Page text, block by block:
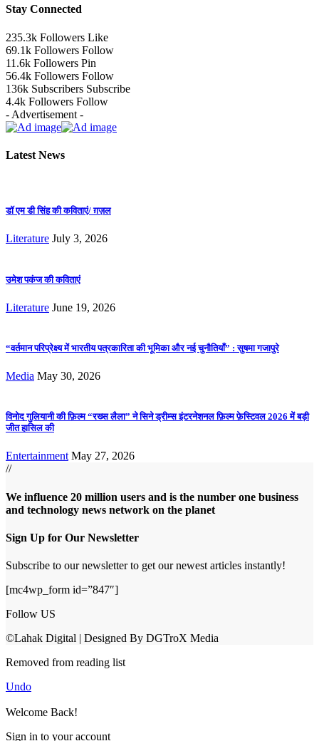
Stay Connected
235.3k Followers Like
69.1k Followers Follow
11.6k Followers Pin
56.4k Followers Follow
136k Subscribers Subscribe
4.4k Followers Follow
- Advertisement -
Latest News
डॉ एम डी सिंह की कविताएं/ ग़ज़ल
Literature July 3, 2026
उमेश पकंज की कविताएं
Literature June 19, 2026
“वर्तमान परिप्रेक्ष्य में भारतीय पत्रकारिता की भूमिका और नई चुनौतियाँ” : सुषमा गजापुरे
Media May 30, 2026
विनोद गुलियानी की फ़िल्म “रख्स लैला” ने सिने ड्रीम्स इंटरनेशनल फ़िल्म फ़ेस्टिवल 2026 में बड़ी
जीत हासिल की
Entertainment May 27, 2026
//
We influence 20 million users and is the number one business
and technology news network on the planet
Sign Up for Our Newsletter
Subscribe to our newsletter to get our newest articles instantly!
[mc4wp_form id=”847″]
Follow US
©Lahak Digital | Designed By DGTroX Media
Removed from reading list
Undo
Welcome Back!
Sign in to your account